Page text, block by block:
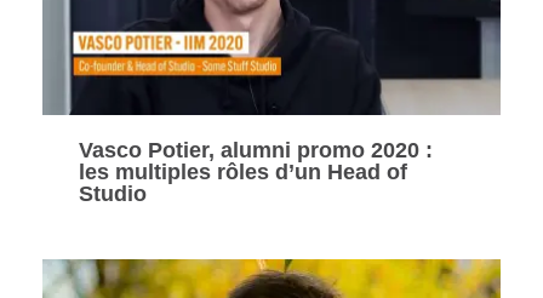
Vasco Potier, alumni promo 2020 :
les multiples rôles d’un Head of
Studio